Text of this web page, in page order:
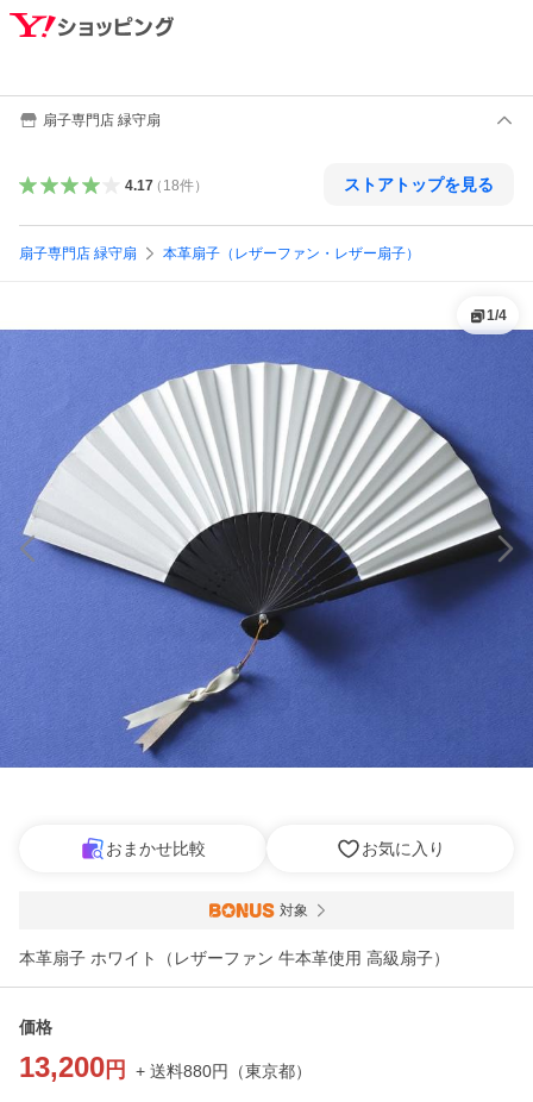
扇子専門店 緑守扇
4.17（ 18件） ストアトップを見る
扇子専門店 緑守扇 本革扇子（レザーファン・レザー扇子）
1/4
おまかせ比較 お気に入り
対象
本革扇子 ホワイト（レザーファン 牛本革使用 高級扇子）
価格
13,200 円 + 送料880円 （東京都）